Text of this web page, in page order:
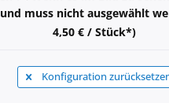
muss nicht ausgewählt
4,50 € / Stück*)
Konfiguration